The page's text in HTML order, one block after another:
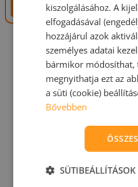
Termék
Felújított
prémium
kiszolgálásához. A
elfogadásával
hozzájárul azok
személyes adatai
bármikor módosíthat,
megnyithatja ezt az
a süti (cookie)
Bővebben